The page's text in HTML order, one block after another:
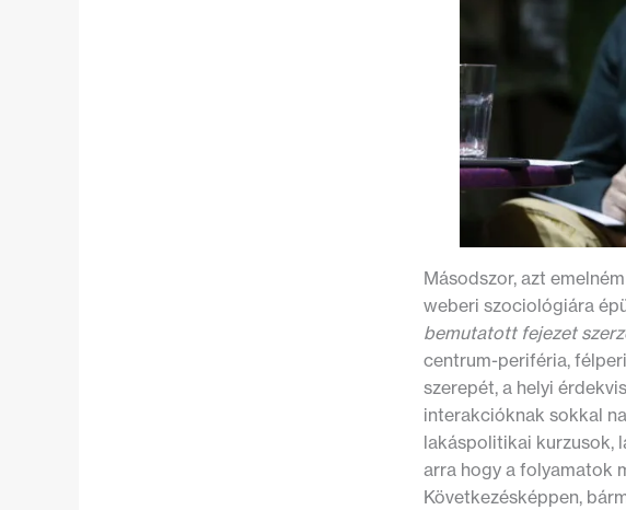
Másodszor, azt
weberi szociológiára
bemutatott fejezet
centrum-periféria,
szerepét, a helyi
interakcióknak sokkal
lakáspolitikai kurzusok,
arra hogy a folyamatok
Következésképpen,